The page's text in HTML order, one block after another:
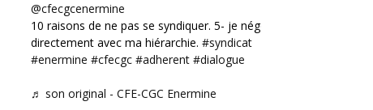
@cfecgcenermine
10 raisons de ne pas se syndiquer. 5- je négocie
directement avec ma hiérarchie. #syndicat
#enermine #cfecgc #adherent #dialogue
♬ son original - CFE-CGC Enermine